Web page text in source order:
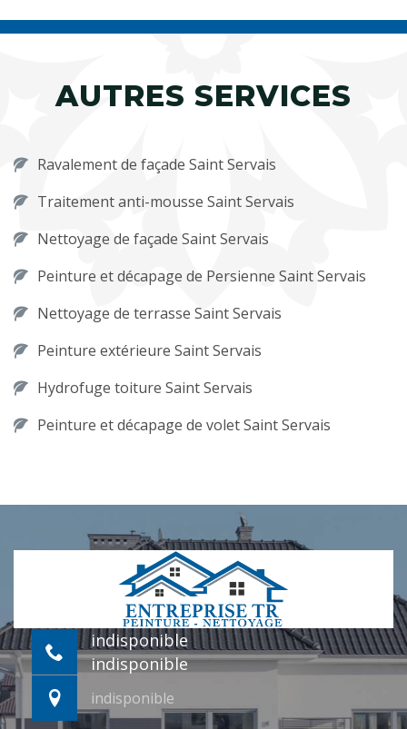
AUTRES SERVICES
Ravalement de façade Saint Servais
Traitement anti-mousse Saint Servais
Nettoyage de façade Saint Servais
Peinture et décapage de Persienne Saint Servais
Nettoyage de terrasse Saint Servais
Peinture extérieure Saint Servais
Hydrofuge toiture Saint Servais
Peinture et décapage de volet Saint Servais
indisponible
indisponible
indisponible